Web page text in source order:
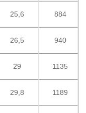
25,6 884
26,5 940
29 1135
29,8 1189